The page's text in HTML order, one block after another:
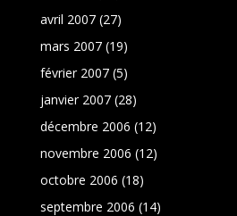
avril 2007(27)
mars 2007(19)
février 2007(5)
janvier 2007(28)
décembre 2006 (12)
novembre 2006 (12)
octobre 2006 (18)
septembre 2006 (14)